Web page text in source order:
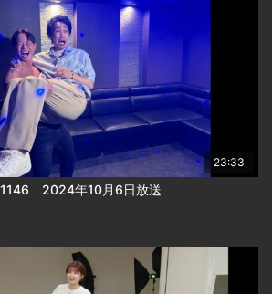
23:33
2024年10月6日放送